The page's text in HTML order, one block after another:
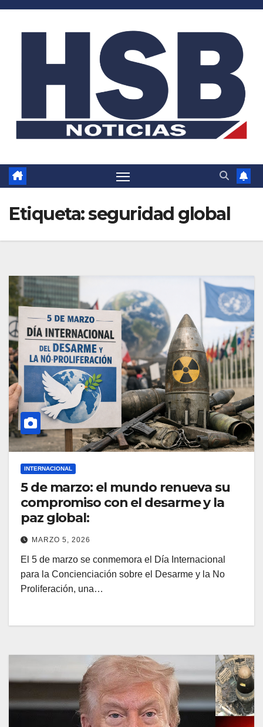
Saltar
Etiqueta:seguridad global
INTERNACIONAL
5 de marzo: el mundo renueva su
compromiso con el desarme y la
paz global:
MARZO 5, 2026
El 5 de marzo se conmemora el Día Internacional
para la Concienciación sobre el Desarme y la No
Proliferación, una…